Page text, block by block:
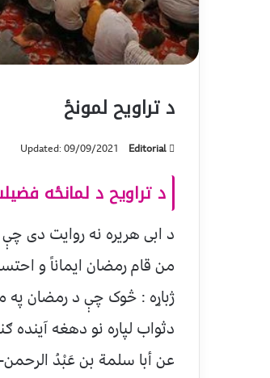
د تراويح لمونځ
Editorial
Updated: 09/09/2021
د تراويح د لمانځه
د ابی هريره نه روايت دی
من قام رمضان ايماناً و
ژباړه : څوک چې د رمضان په
دثواب لپاره نو دهغه
عن أبا سلمة بن عَبْدُ